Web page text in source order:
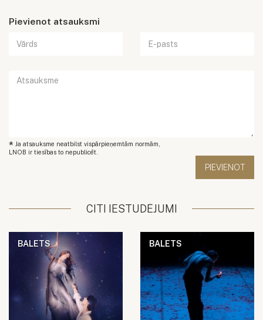
Pievienot atsauksmi
* Ja atsauksme neatbilst vispārpieņemtām normām,
LNOB ir tiesības to nepublicēt.
CITI IESTUDĒJUMI
BALETS BALETS